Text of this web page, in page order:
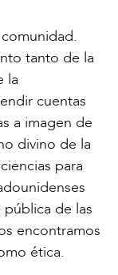
tanto de la
la
cuentas
a imagen de
divino de la
para
de las
encontramos
ética.